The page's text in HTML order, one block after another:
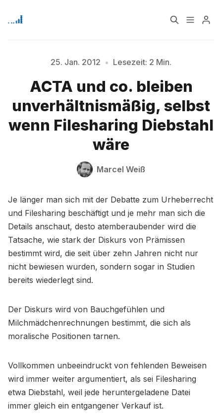
Signup
Bitte geben Sie mindestens 3 Zeichen ein
25. Jan. 2012 • Lesezeit: 2 Min.
ACTA und co. bleiben
unverhältnismäßig, selbst
wenn Filesharing Diebstahl
wäre
Marcel Weiß
Je länger man sich mit der Debatte zum Urheberrecht
und Filesharing beschäftigt und je mehr man sich die
Details anschaut, desto atemberaubender wird die
Tatsache, wie stark der Diskurs von Prämissen
bestimmt wird, die seit über zehn Jahren nicht nur
nicht bewiesen wurden, sondern sogar in Studien
bereits wiederlegt sind.
Der Diskurs wird von Bauchgefühlen und
Milchmädchenrechnungen bestimmt, die sich als
moralische Positionen tarnen.
Vollkommen unbeeindruckt von fehlenden Beweisen
wird immer weiter argumentiert, als sei Filesharing
etwa Diebstahl, weil jede heruntergeladene Datei
immer gleich ein entgangener Verkauf ist.